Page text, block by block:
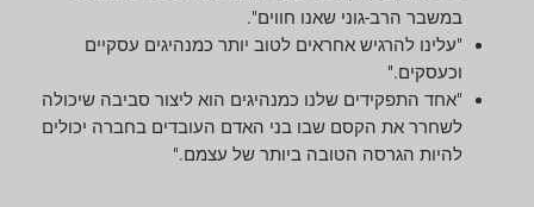
במשבר הרב-גוני שאנו חווים".
"עלינו להרגיש אחראים לטוב יותר כמנהיגים עסקיים
וכעסקים."
"אחד התפקידים שלנו כמנהיגים הוא ליצור סביבה שיכולה
לשחרר את הקסם שבו בני האדם העובדים בחברה יכולים
להיות הגרסה הטובה ביותר של עצמם."